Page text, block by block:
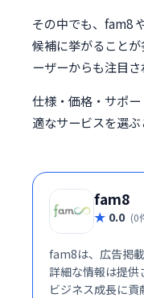
その中でも、fam8
候補に挙がること
ーザーからも注目さ
仕様・価格・サポ
適なサービスを選ぶ
fam8
0.0 (0
fam8は、広告掲
詳細な情報は提供
ビジネス成長に貢